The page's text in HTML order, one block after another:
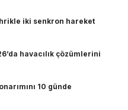
iki senkron hareket
havacılık çözümlerini
10 günde